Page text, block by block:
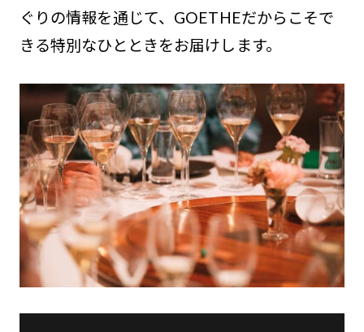
ぐりの情報を通じて、GOETHEだからこそで
きる特別なひとときをお届けします。